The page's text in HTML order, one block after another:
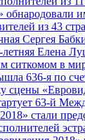
из 43
Сергея
Елена
ситкомом в
636-я по
сцены
63-й
стали